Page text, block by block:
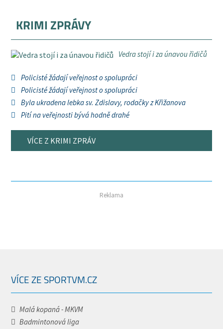
KRIMI ZPRÁVY
Vedra stojí i za únavou řidičů
Policisté žádají veřejnost o spolupráci
Policisté žádají veřejnost o spolupráci
Byla ukradena lebka sv. Zdislavy, rodačky z Křižanova
Pití na veřejnosti bývá hodně drahé
VÍCE Z KRIMI ZPRÁV
Reklama
VÍCE ZE SPORTVM.CZ
Malá kopaná - MKVM
Badmintonová liga